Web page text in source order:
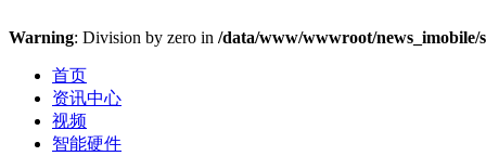
Warning: Division by zero in /data/www/wwwroot/news_imobile/
首页
资讯中心
视频
智能硬件